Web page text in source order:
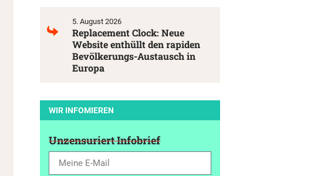
5. August 2026
Replacement Clock: Neue
Website enthüllt den rapiden
Bevölkerungs-Austausch in
Europa
WIR INFOMIEREN
Unzensuriert Infobrief